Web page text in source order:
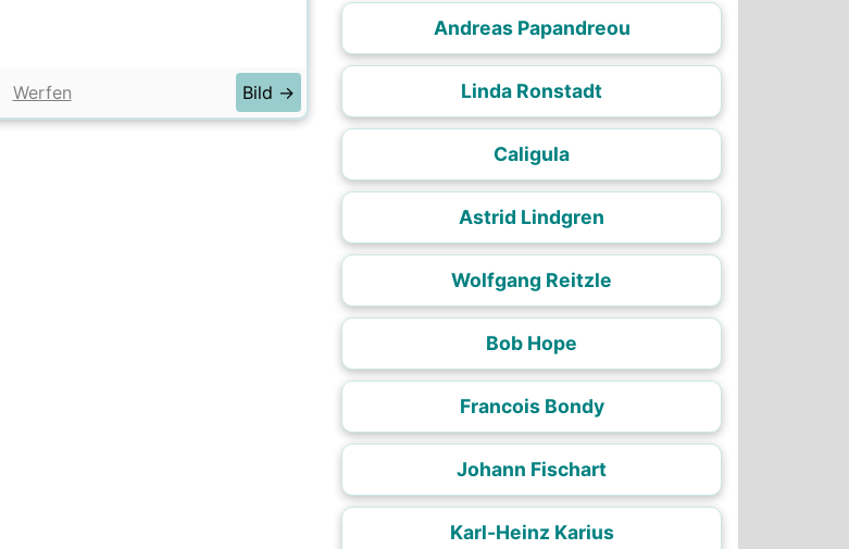
Werfen Bild →
Andreas Papandreou
Linda Ronstadt
Caligula
Astrid Lindgren
Wolfgang Reitzle
Bob Hope
Francois Bondy
Johann Fischart
Karl-Heinz Karius